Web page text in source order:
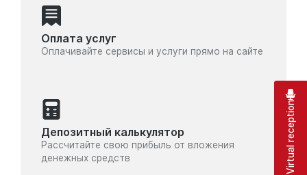
Оплата услуг
Оплачивайте сервисы и услуги прямо на сайте
Депозитный калькулятор
Рассчитайте свою прибыль от вложения
денежных средств
Virtual reception